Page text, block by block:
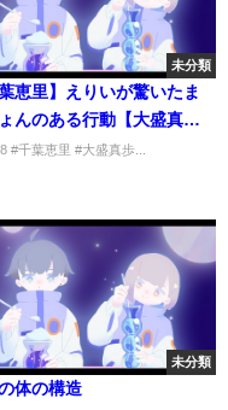
未分類
葉恵里】えりいが驚いたま
んのある行動【大盛真
#千葉恵里 #大盛真歩...
未分類
体の構造